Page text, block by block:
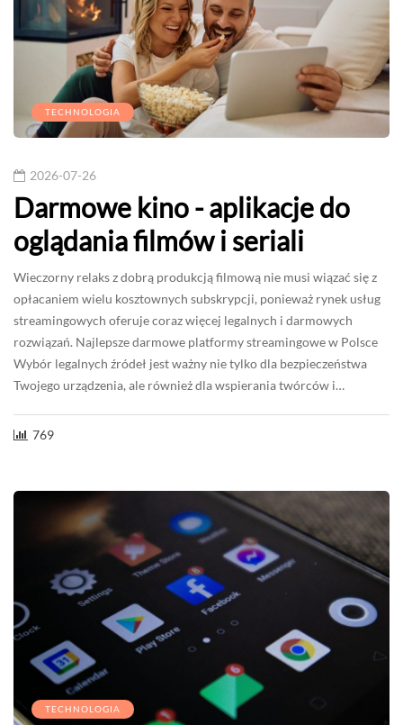
TECHNOLOGIA
2026-07-26
Darmowe kino - aplikacje do
oglądania filmów i seriali
Wieczorny relaks z dobrą produkcją filmową nie musi wiązać się z
opłacaniem wielu kosztownych subskrypcji, ponieważ rynek usług
streamingowych oferuje coraz więcej legalnych i darmowych
rozwiązań. Najlepsze darmowe platformy streamingowe w Polsce
Wybór legalnych źródeł jest ważny nie tylko dla bezpieczeństwa
Twojego urządzenia, ale również dla wspierania twórców i…
769
TECHNOLOGIA